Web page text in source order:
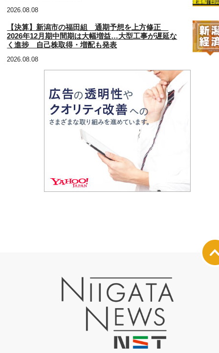
2026.08.08
【決算】新潟市の福田組 通期予想を上方修正
2026年12月期中間期は大幅増益…大型工事が遅延な
く進捗 自己株取得・増配も発表
2026.08.08